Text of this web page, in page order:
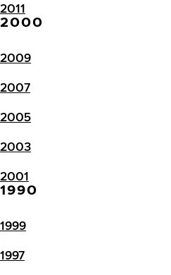
2011
2000
2009
2007
2005
2003
2001
1990
1999
1997